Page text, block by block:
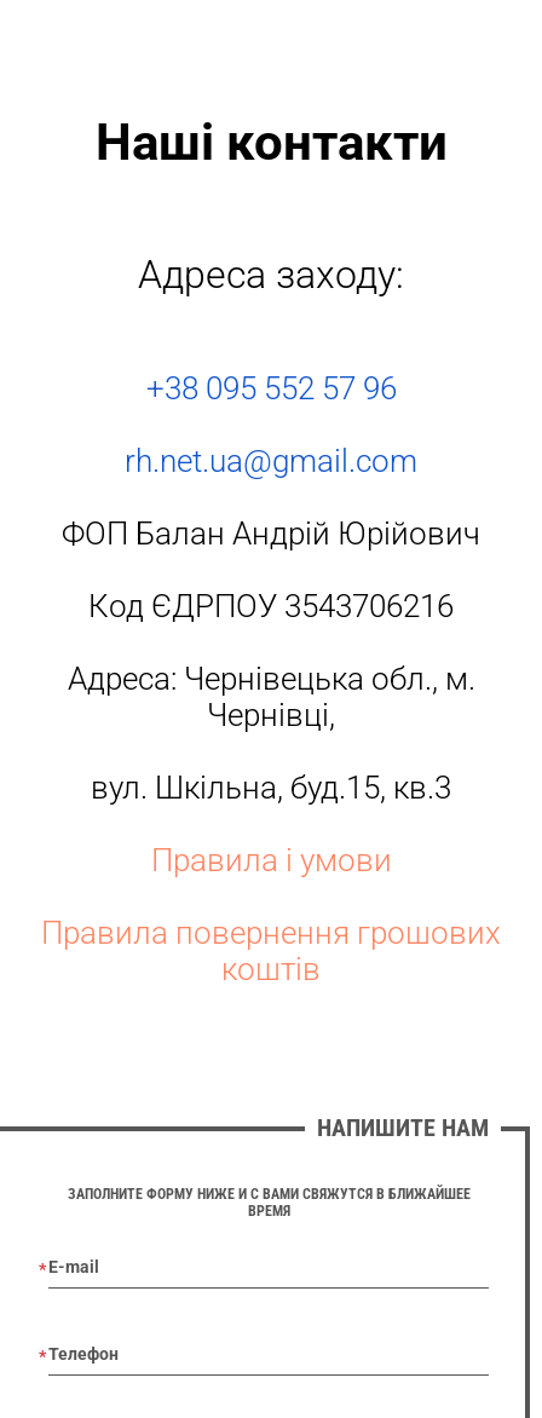
Наші контакти
Адреса заходу:
+38 095 552 57 96
rh.net.ua@gmail.com
ФОП Балан Андрій Юрійович
Код ЄДРПОУ 3543706216
Адреса: Чернівецька обл., м.
Чернівці,
вул. Шкільна, буд.15, кв.3
Правила і умови
Правила повернення грошових
коштів
НАПИШИТЕ НАМ
ЗАПОЛНИТЕ ФОРМУ НИЖЕ И С ВАМИ СВЯЖУТСЯ В БЛИЖАЙШЕЕ
ВРЕМЯ
E-mail
Телефон